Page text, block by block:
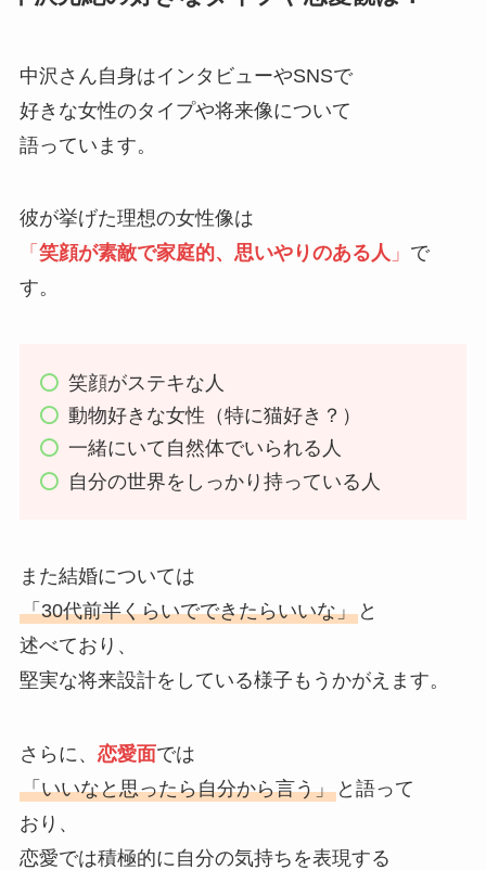
中沢さん自身はインタビューやSNSで
好きな女性のタイプや将来像について
語っています。
彼が挙げた理想の女性像は
「 笑顔が素敵で家庭的、思いやりのある人 」 で
す。
笑顔がステキな人
動物好きな女性（特に猫好き？）
一緒にいて自然体でいられる人
自分の世界をしっかり持っている人
また結婚については
「30代前半くらいでできたらいいな」と
述べており、
堅実な将来設計をしている様子もうかがえます。
さらに、 恋愛面では
「いいなと思ったら自分から言う」と語って
おり、
恋愛では積極的に自分の気持ちを表現する